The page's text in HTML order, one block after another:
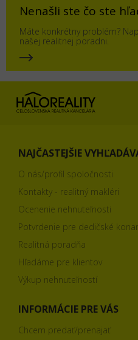
Nenašli ste čo ste
Máte konkrétny problém?
našej realitnej poradni.
NAJČASTEJŠIE
O nás/profil spoločnosti
Kontakty - realitný makléri
Ocenenie nehnuteľnosti
Potvrdenie pre dedičské
Realitná poradňa
Hľadáme pre klientov
Výkup nehnuteľností
INFORMÁCIE PRE VÁS
Chcem predať/prenajať